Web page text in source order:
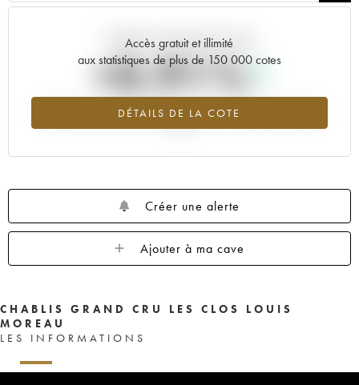
Accès gratuit et illimité
aux statistiques de plus de 150 000 cotes
DÉTAILS DE LA COTE
Tendance actuelle de la cote
+0.91%
Tendance à la hausse du millésime 2016 en 2026 par rapport à
Créer une alerte
Ajouter à ma cave
CHABLIS GRAND CRU LES CLOS LOUIS
MOREAU
LES INFORMATIONS